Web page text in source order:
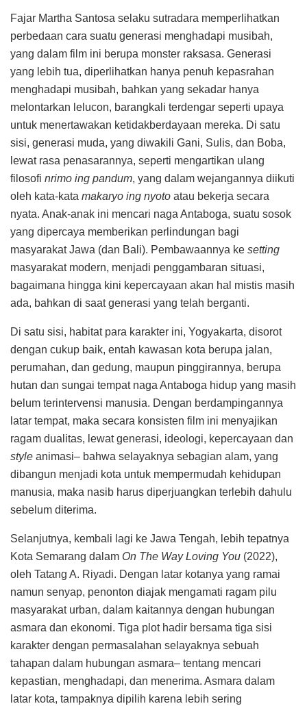
Fajar Martha Santosa selaku sutradara memperlihatkan
perbedaan cara suatu generasi menghadapi musibah,
yang dalam film ini berupa monster raksasa. Generasi
yang lebih tua, diperlihatkan hanya penuh kepasrahan
menghadapi musibah, bahkan yang sekadar hanya
melontarkan lelucon, barangkali terdengar seperti upaya
untuk menertawakan ketidakberdayaan mereka. Di satu
sisi, generasi muda, yang diwakili Gani, Sulis, dan Boba,
lewat rasa penasarannya, seperti mengartikan ulang
filosofi nrimo ing pandum, yang dalam wejangannya diikuti
oleh kata-kata makaryo ing nyoto atau bekerja secara
nyata. Anak-anak ini mencari naga Antaboga, suatu sosok
yang dipercaya memberikan perlindungan bagi
masyarakat Jawa (dan Bali). Pembawaannya ke setting
masyarakat modern, menjadi penggambaran situasi,
bagaimana hingga kini kepercayaan akan hal mistis masih
ada, bahkan di saat generasi yang telah berganti.
Di satu sisi, habitat para karakter ini, Yogyakarta, disorot
dengan cukup baik, entah kawasan kota berupa jalan,
perumahan, dan gedung, maupun pinggirannya, berupa
hutan dan sungai tempat naga Antaboga hidup yang masih
belum terintervensi manusia. Dengan berdampingannya
latar tempat, maka secara konsisten film ini menyajikan
ragam dualitas, lewat generasi, ideologi, kepercayaan dan
style animasi– bahwa selayaknya sebagian alam, yang
dibangun menjadi kota untuk mempermudah kehidupan
manusia, maka nasib harus diperjuangkan terlebih dahulu
sebelum diterima.
Selanjutnya, kembali lagi ke Jawa Tengah, lebih tepatnya
Kota Semarang dalam On The Way Loving You (2022),
oleh Tatang A. Riyadi. Dengan latar kotanya yang ramai
namun senyap, penonton diajak mengamati ragam pilu
masyarakat urban, dalam kaitannya dengan hubungan
asmara dan ekonomi. Tiga plot hadir bersama tiga sisi
karakter dengan permasalahan selayaknya sebuah
tahapan dalam hubungan asmara– tentang mencari
kepastian, menghadapi, dan menerima. Asmara dalam
latar kota, tampaknya dipilih karena lebih sering